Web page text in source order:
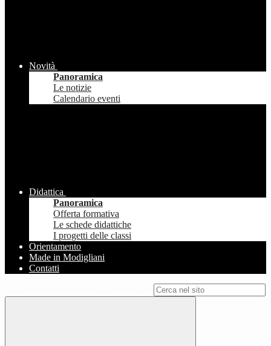
Novità
Panoramica
Le notizie
Calendario eventi
Didattica
Panoramica
Offerta formativa
Le schede didattiche
I progetti delle classi
Orientamento
Made in Modigliani
Contatti